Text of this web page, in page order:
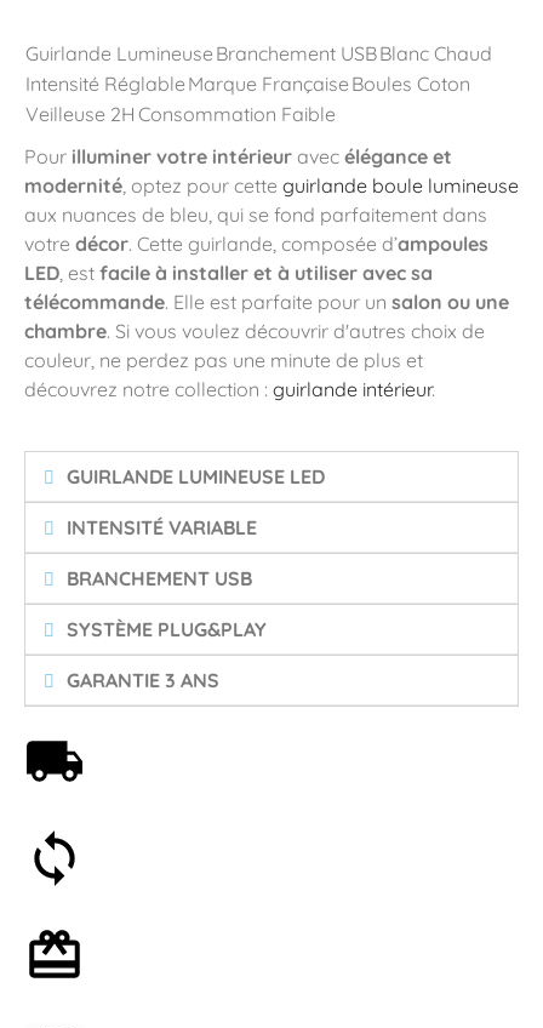
Guirlande Lumineuse Branchement USBBlanc Chaud
Intensité Réglable Marque Française Boules Coton
Veilleuse 2H Consommation Faible
Pour illuminer votre intérieur avec élégance et
modernité, optez pour cette guirlande boule lumineuse
aux nuances de bleu, qui se fond parfaitement dans
votre décor. Cette guirlande, composée d’ampoules
LED, est facile à installer et à utiliser avec sa
télécommande. Elle est parfaite pour un salon ou une
chambre. Si vous voulez découvrir d'autres choix de
couleur, ne perdez pas une minute de plus et
découvrez notre collection : guirlande intérieur.
GUIRLANDE LUMINEUSE LED
INTENSITÉ VARIABLE
BRANCHEMENT USB
SYSTÈME PLUG&PLAY
GARANTIE 3 ANS